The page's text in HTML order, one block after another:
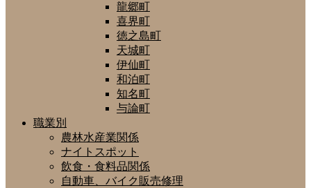
龍郷町
喜界町
徳之島町
天城町
伊仙町
和泊町
知名町
与論町
職業別
農林水産業関係
ナイトスポット
飲食・食料品関係
自動車、バイク販売修理